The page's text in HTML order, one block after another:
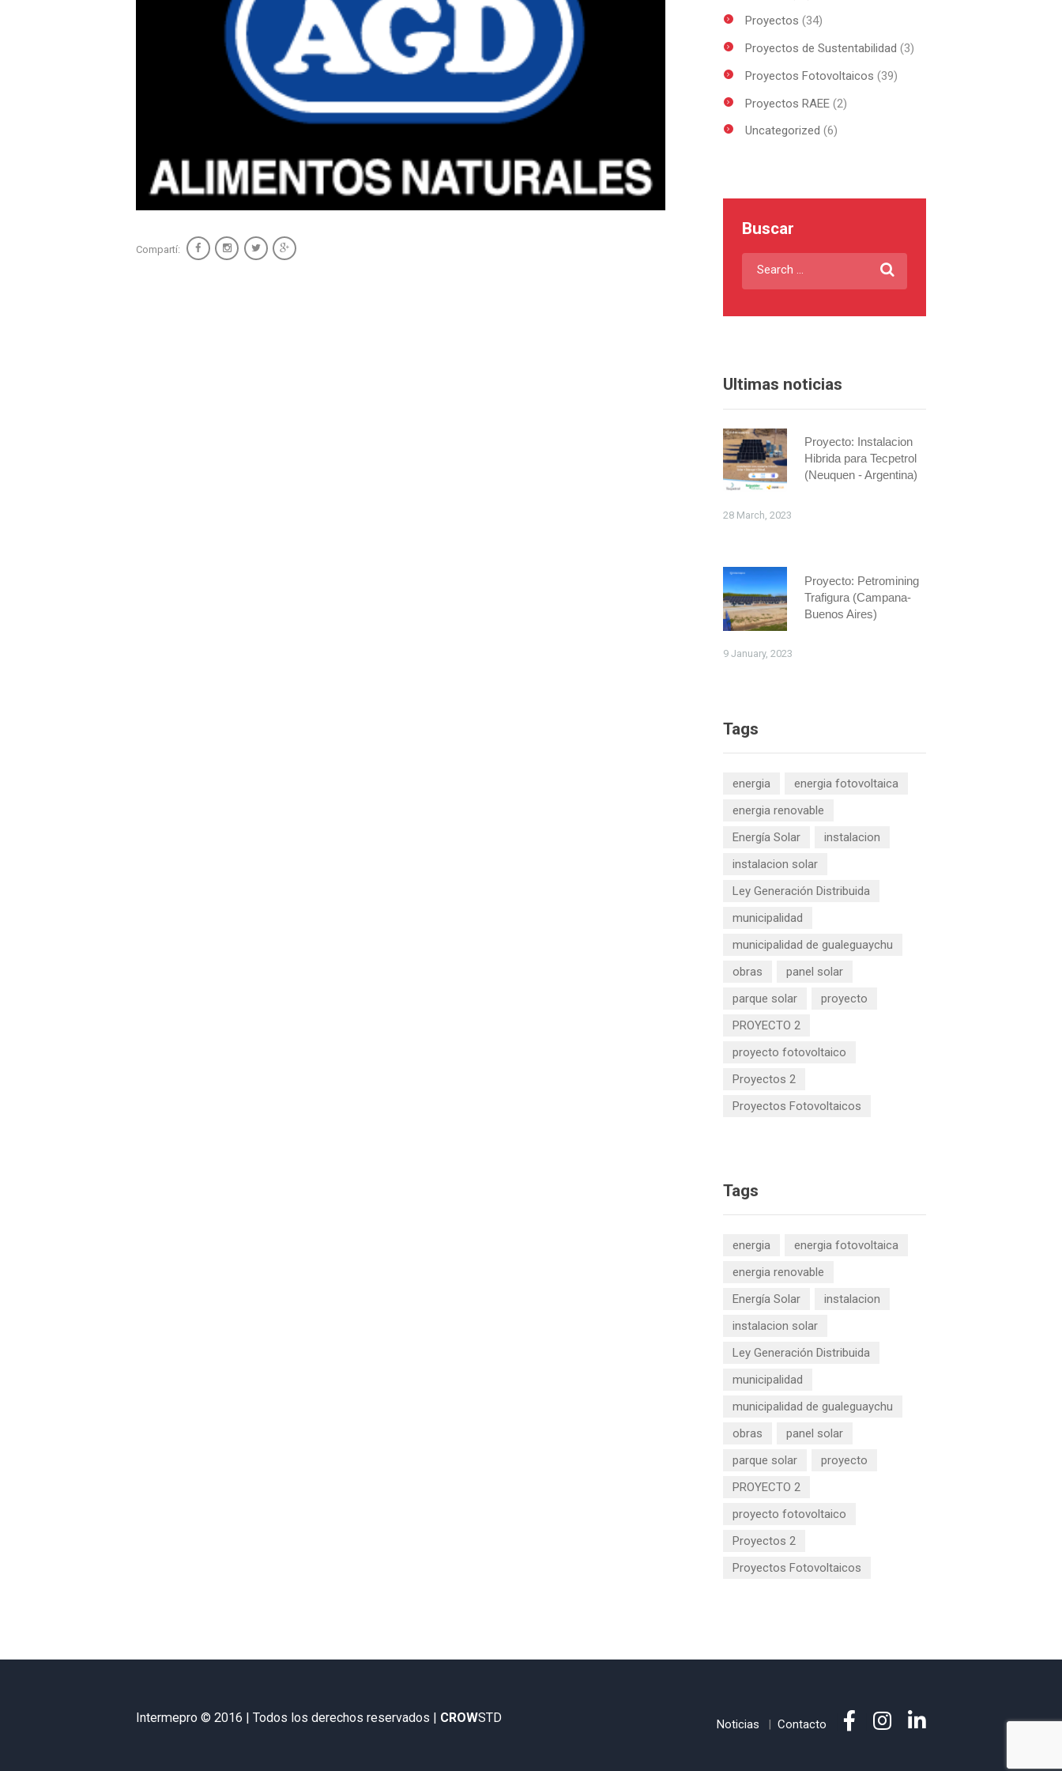
Compartí:
Proyectos (34)
Proyectos de Sustentabilidad (3)
Proyectos Fotovoltaicos (39)
Proyectos RAEE(2)
Uncategorized (6)
Buscar
Ultimas noticias
Proyecto: Instalacion
Hibrida para Tecpetrol
(Neuquen - Argentina)
28 March, 2023
Proyecto: Petromining
Trafigura (Campana-
Buenos Aires)
9 January, 2023
Tags
energia
energia fotovoltaica
energia renovable
Energía Solar
instalacion
instalacion solar
Ley Generación Distribuida
municipalidad
municipalidad de gualeguaychu
obras
panel solar
parque solar
proyecto
PROYECTO 2
proyecto fotovoltaico
Proyectos 2
Proyectos Fotovoltaicos
Tags
energia
energia fotovoltaica
energia renovable
Energía Solar
instalacion
instalacion solar
Ley Generación Distribuida
municipalidad
municipalidad de gualeguaychu
obras
panel solar
parque solar
proyecto
PROYECTO 2
proyecto fotovoltaico
Proyectos 2
Proyectos Fotovoltaicos
Noticias Contacto
Intermepro © 2016 | Todos los derechos reservados | CROWSTD